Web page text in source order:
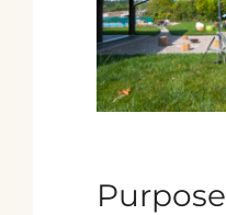
Purpose